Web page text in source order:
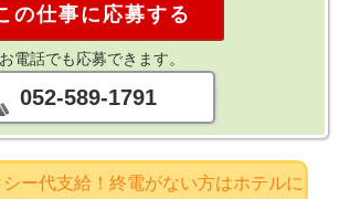
の仕事に応募する
お電話でも応募できます。
052-589-1791
ー代支給！終電がない方はホテルに